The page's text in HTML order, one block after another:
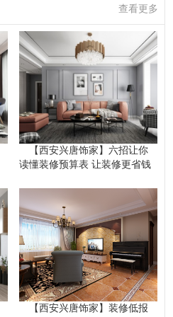
查看更多
【西安兴唐饰家】六招让你
读懂装修预算表 让装修更省钱
【西安兴唐饰家】装修低报